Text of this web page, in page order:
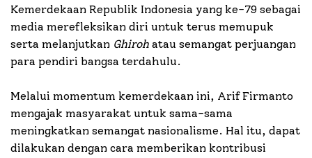
Kemerdekaan Republik Indonesia yang ke-79 sebagai
media merefleksikan diri untuk terus memupuk
serta melanjutkan Ghiroh atau semangat perjuangan
para pendiri bangsa terdahulu.
Melalui momentum kemerdekaan ini, Arif Firmanto
mengajak masyarakat untuk sama-sama
meningkatkan semangat nasionalisme. Hal itu, dapat
dilakukan dengan cara memberikan kontribusi